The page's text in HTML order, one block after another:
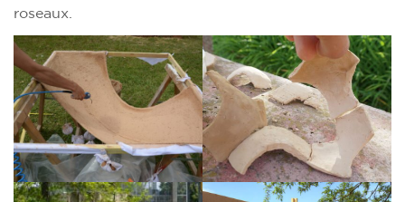
roseaux.